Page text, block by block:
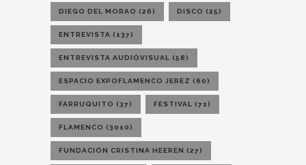
DIEGO DEL MORAO (26) DISCO (25)
ENTREVISTA (137)
ENTREVISTA AUDIOVISUAL (58)
ESPACIO EXPOFLAMENCO JEREZ (60)
FARRUQUITO (37) FESTIVAL (71)
FLAMENCO (3010)
FUNDACIÓN CRISTINA HEEREN (27)